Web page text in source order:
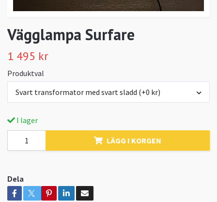
Vägglampa Surfare
1 495 kr
Produktval
Svart transformator med svart sladd (+0 kr)
I lager
LÄGG I KORGEN
Dela